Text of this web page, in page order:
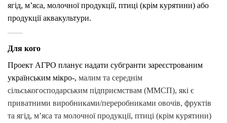
ягід, м’яса, молочної продукції, птиці (крім курятини) або
продукції аквакультури.
Для кого
Проект AГРО планує надати субгранти зареєстрованим
українським мікро-, малим та середнім
сільськогосподарським підприємствам (ММСП), які є
приватними виробниками/переробниками овочів, фруктів
та ягід, м’яса та молочної продукції, птиці (крім курятини)